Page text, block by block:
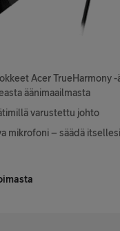
Acer TrueHarmony
äänimaailmasta
varustettu johto
mikrofoni – säädä